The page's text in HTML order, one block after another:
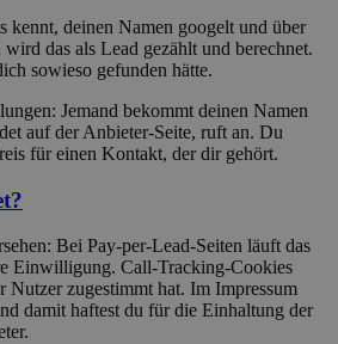
kennt, deinen Namen googelt und über
das als Lead gezählt und berechnet.
sowieso gefunden hätte.
Jemand bekommt deinen Namen
auf der Anbieter-Seite, ruft an. Du
für einen Kontakt, der dir gehört.
Bei Pay-per-Lead-Seiten läuft das
Einwilligung. Call-Tracking-Cookies
Nutzer zugestimmt hat. Im Impressum
damit haftest du für die Einhaltung der